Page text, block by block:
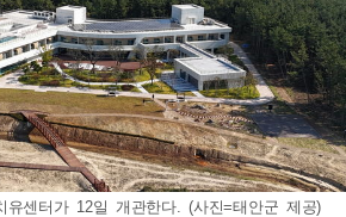
유센터가 12일 개관한다. (사진=태안군 제공)